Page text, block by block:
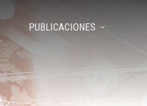
PUBLICACIONES